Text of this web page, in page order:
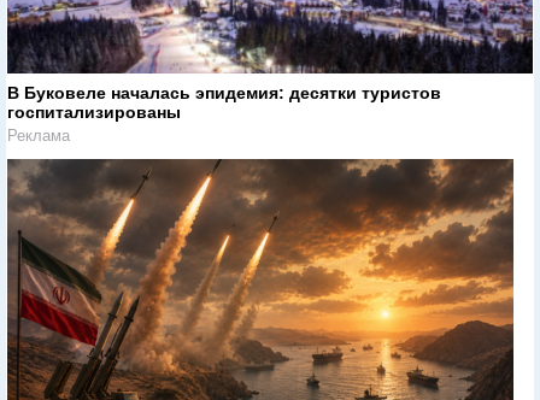
В Буковеле началась эпидемия: десятки туристов
госпитализированы
Реклама